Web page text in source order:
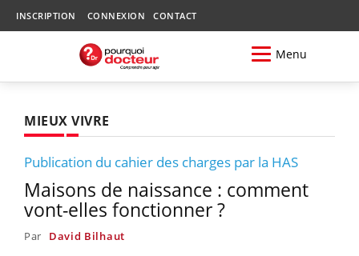
INSCRIPTION CONNEXION CONTACT
Menu
MIEUX VIVRE
Publication du cahier des charges par la HAS
Maisons de naissance : comment
vont-elles fonctionner ?
Par David Bilhaut